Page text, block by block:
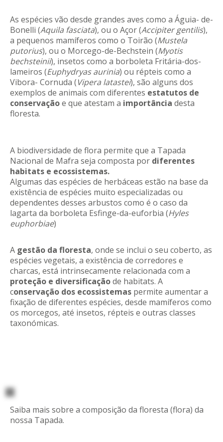
As espécies vão desde grandes aves como a Águia- de-
Bonelli (Aquila fasciata), ou o Açor (Accipiter gentilis),
a pequenos mamíferos como o Toirão (Mustela
putorius), ou o Morcego-de-Bechstein (Myotis
bechsteinii), insetos como a borboleta Fritária-dos-
lameiros (Euphydryas aurinia) ou répteis como a
Vibora- Cornuda (Vipera latastei), são alguns dos
exemplos de animais com diferentes estatutos de
conservaçãoe que atestam a importância desta
floresta.
A biodiversidade de flora permite que a Tapada
Nacional de Mafra seja composta por diferentes
habitats e ecossistemas.
Algumas das espécies de herbáceas estão na base da
existência de espécies muito especializadas ou
dependentes desses arbustos como é o caso da
lagarta da borboleta Esfinge-da-euforbia (Hyles
euphorbiae)
A gestão da floresta, onde se inclui o seu coberto, as
espécies vegetais, a existência de corredores e
charcas, está intrinsecamente relacionada com a
proteção e diversificaçãode habitats. A
conservação dos ecossistemas permite aumentar a
fixação de diferentes espécies, desde mamíferos como
os morcegos, até insetos, répteis e outras classes
taxonómicas.
Saiba mais sobre a composição da floresta (flora) da
nossa Tapada.